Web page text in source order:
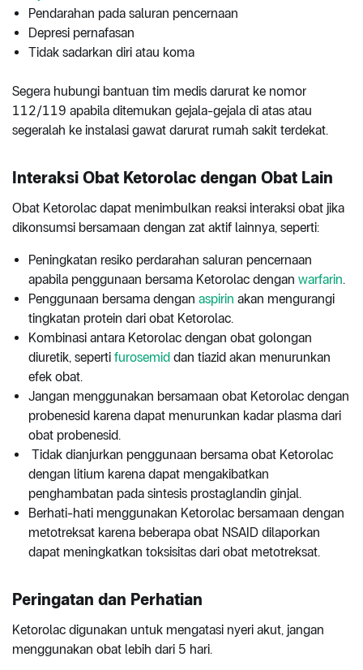
Pendarahan pada saluran pencernaan
Depresi pernafasan
Tidak sadarkan diri atau koma
Segera hubungi bantuan tim medis darurat ke nomor
112/119 apabila ditemukan gejala-gejala di atas atau
segeralah ke instalasi gawat darurat rumah sakit terdekat.
Interaksi Obat Ketorolac dengan Obat Lain
Obat Ketorolac dapat menimbulkan reaksi interaksi obat jika
dikonsumsi bersamaan dengan zat aktif lainnya, seperti:
Peningkatan resiko perdarahan saluran pencernaan
apabila penggunaan bersama Ketorolac dengan warfarin.
Penggunaan bersama dengan aspirin akan mengurangi
tingkatan protein dari obat Ketorolac.
Kombinasi antara Ketorolac dengan obat golongan
diuretik, seperti furosemid dan tiazid akan menurunkan
efek obat.
Jangan menggunakan bersamaan obat Ketorolac dengan
probenesid karena dapat menurunkan kadar plasma dari
obat probenesid.
Tidak dianjurkan penggunaan bersama obat Ketorolac
dengan litium karena dapat mengakibatkan
penghambatan pada sintesis prostaglandin ginjal.
Berhati-hati menggunakan Ketorolac bersamaan dengan
metotreksat karena beberapa obat NSAID dilaporkan
dapat meningkatkan toksisitas dari obat metotreksat.
Peringatan dan Perhatian
Ketorolac digunakan untuk mengatasi nyeri akut, jangan
menggunakan obat lebih dari 5 hari.